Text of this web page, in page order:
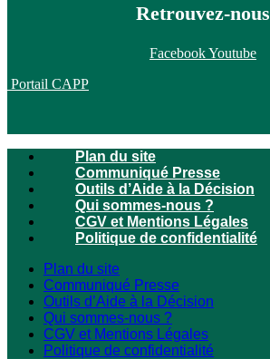
Retrouvez-nous
FacebookYoutube
Portail CAPP
Plan du site
Communiqué Presse
Outils d’Aide à la Décision
Qui sommes-nous ?
CGV et Mentions Légales
Politique de confidentialité
Plan du site
Communiqué Presse
Outils d’Aide à la Décision
Qui sommes-nous ?
CGV et Mentions Légales
Politique de confidentialité